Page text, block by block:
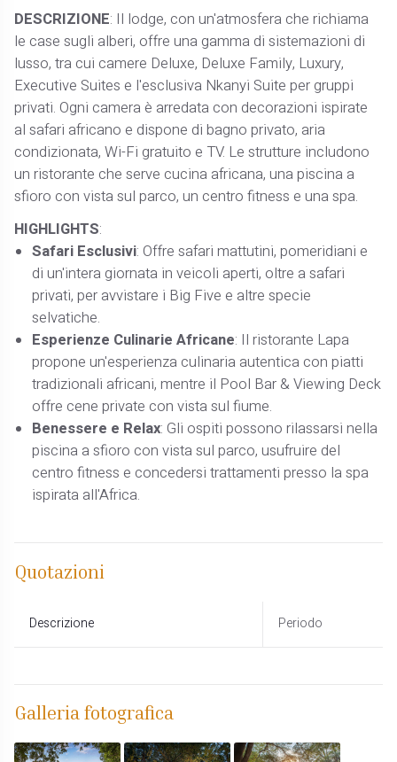
DESCRIZIONE: Il lodge, con un'atmosfera che richiama
le case sugli alberi, offre una gamma di sistemazioni di
lusso, tra cui camere Deluxe, Deluxe Family, Luxury,
Executive Suites e l'esclusiva Nkanyi Suite per gruppi
privati. Ogni camera è arredata con decorazioni ispirate
al safari africano e dispone di bagno privato, aria
condizionata, Wi-Fi gratuito e TV. Le strutture includono
un ristorante che serve cucina africana, una piscina a
sfioro con vista sul parco, un centro fitness e una spa.
HIGHLIGHTS:
Safari Esclusivi: Offre safari mattutini, pomeridiani e
di un'intera giornata in veicoli aperti, oltre a safari
privati, per avvistare i Big Five e altre specie
selvatiche.
Esperienze Culinarie Africane: Il ristorante Lapa
propone un'esperienza culinaria autentica con piatti
tradizionali africani, mentre il Pool Bar & Viewing Deck
offre cene private con vista sul fiume.
Benessere e Relax: Gli ospiti possono rilassarsi nella
piscina a sfioro con vista sul parco, usufruire del
centro fitness e concedersi trattamenti presso la spa
ispirata all'Africa.
Quotazioni
Descrizione Periodo
Galleria fotografica